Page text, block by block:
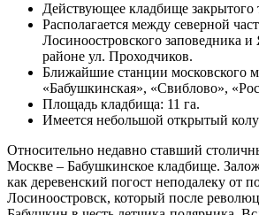
Действующее кладбище закрытого
Располагается между северной
Лосиноостровского заповедника
районе ул. Проходчиков.
Ближайшие станции московского
«Бабушкинская», «Свиблово»,
Площадь кладбища: 11 га.
Имеется небольшой открытый
Относительно недавно ставший
Москве – Бабушкинское кладбище.
как деревенский погост неподалеку от
Лосиноостровск, который после